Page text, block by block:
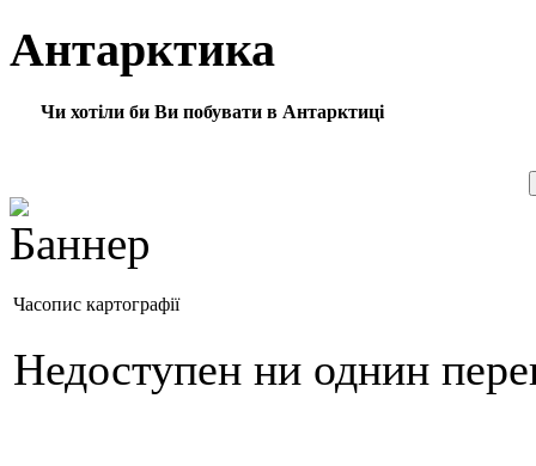
Антарктика
Чи хотіли би Ви побувати в Антарктиці
Часопис картографії
Недоступен ни однин